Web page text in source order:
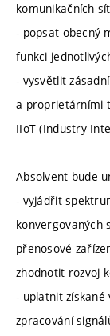
komunikačních
- popsat obecný
funkci
- vysvětlit
a proprietárními
IIoT (Industry
Absolvent bude
- vyjádřit
konvergovaných
přenosové
zhodnotit rozvoj
- uplatnit získané
zpracování